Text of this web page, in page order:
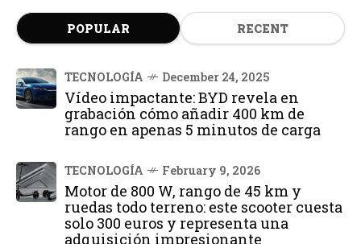
POPULAR RECENT
TECNOLOGÍA December 24, 2025
Vídeo impactante: BYD revela en
grabación cómo añadir 400 km de
rango en apenas 5 minutos de carga
TECNOLOGÍA February 9, 2026
Motor de 800 W, rango de 45 km y
ruedas todo terreno: este scooter cuesta
solo 300 euros y representa una
adquisición impresionante